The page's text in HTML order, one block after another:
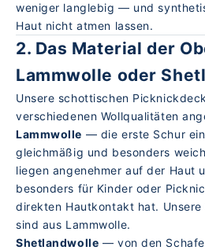
weniger langlebig — und
Haut nicht atmen lassen.
2. Das Material der
Lammwolle oder
Unsere schottischen
verschiedenen Wollqualitäten
Lammwolle — die erste Schur
gleichmäßig und besonders
liegen angenehmer auf der Haut
besonders für Kinder oder
direkten Hautkontakt hat. Unsere
sind aus Lammwolle.
Shetlandwolle — von den